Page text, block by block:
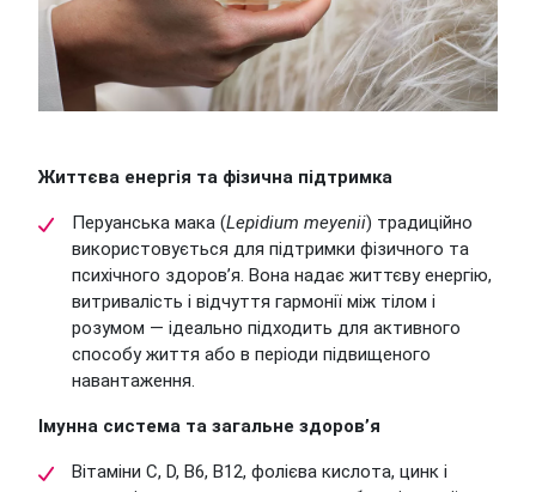
Життєва енергія та фізична підтримка
Перуанська мака (Lepidium meyenii) традиційно
використовується для підтримки фізичного та
психічного здоров’я. Вона надає життєву енергію,
витривалість і відчуття гармонії між тілом і
розумом — ідеально підходить для активного
способу життя або в періоди підвищеного
навантаження.
Імунна система та загальне здоров’я
Вітаміни C, D, B6, B12, фолієва кислота, цинк і